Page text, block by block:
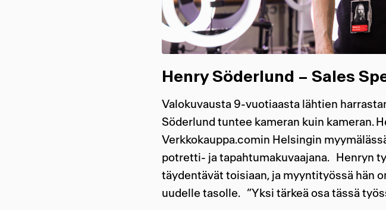
Henry Söderlund – Sales
Valokuvausta 9-vuotiaasta lähtien
Söderlund tuntee kameran kuin kameran.
Verkkokauppa.comin Helsingin
potretti- ja tapahtumakuvaajana. Henryn
täydentävät toisiaan, ja myyntityössä hän
uudelle tasolle. ”Yksi tärkeä osa tässä